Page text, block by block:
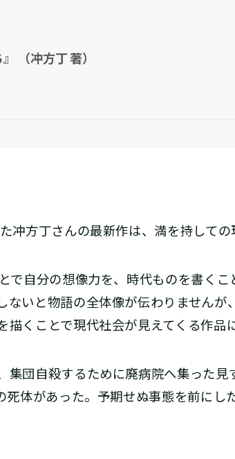
（冲方丁 著）
方丁さんの最新作は、満を持しての
で自分の想像力を、時代ものを書く
ないと物語の全体像が伝わりませんが
描くことで現代社会が見えてくる作品
団自殺するために廃病院へ集った見
死体があった。予期せぬ事態を前に